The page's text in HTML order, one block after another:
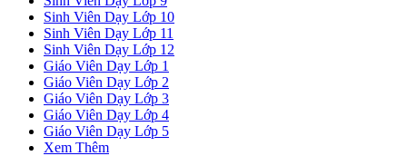
Sinh Viên Dạy Lớp 10
Sinh Viên Dạy Lớp 11
Sinh Viên Dạy Lớp 12
Giáo Viên Dạy Lớp 1
Giáo Viên Dạy Lớp 2
Giáo Viên Dạy Lớp 3
Giáo Viên Dạy Lớp 4
Giáo Viên Dạy Lớp 5
Xem Thêm